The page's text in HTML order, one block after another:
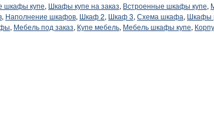
шкафы купе, Шкафы купе на заказ, Встроенные шкафы купе,
, Наполнение шкафов, Шкаф 2, Шкаф 3, Схема шкафа, Шкафы
, Мебель под заказ, Купе мебель, Мебель шкафы купе,